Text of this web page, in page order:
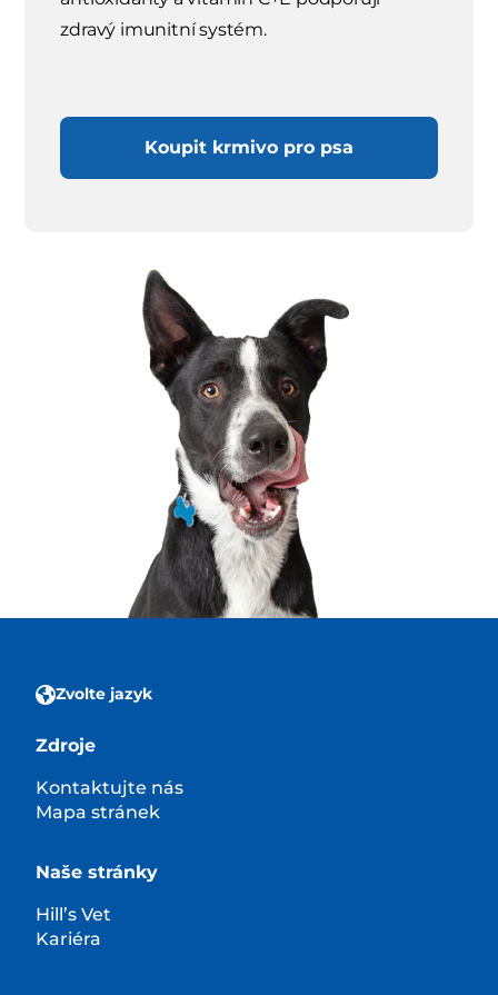
zdravý imunitní systém.
Koupit krmivo pro psa
Zvolte jazyk
Zdroje
Kontaktujte nás
Mapa stránek
Naše stránky
Hill’s Vet
Kariéra